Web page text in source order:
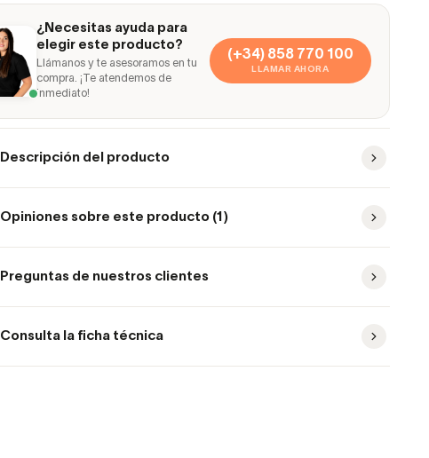
¿Necesitas ayuda para
elegir este producto?
Llámanos y te asesoramos en tu
compra. ¡Te atendemos de
inmediato!
(+34) 858 770 100
LLAMAR AHORA
Descripción del producto
Opiniones sobre este producto (1)
Preguntas de nuestros clientes
Consulta la ficha técnica